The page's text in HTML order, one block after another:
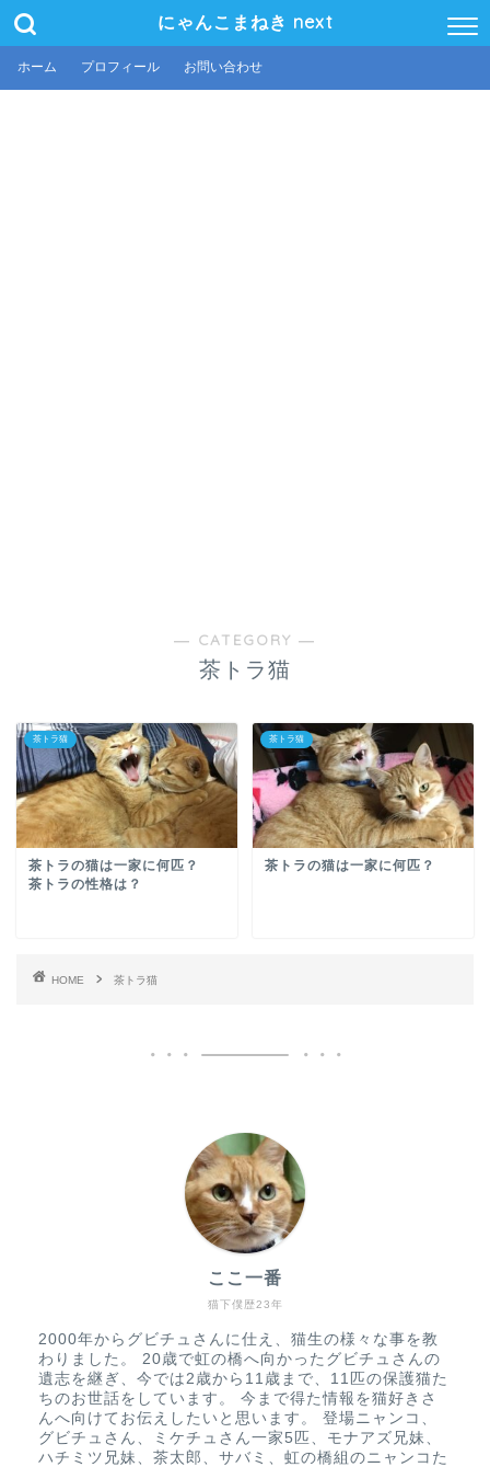
にゃんこまねき next
ホーム プロフィール お問い合わせ
― CATEGORY ―
茶トラ猫
茶トラ猫
茶トラの猫は一家に何匹？
茶トラの性格は？
茶トラ猫
茶トラの猫は一家に何匹？
HOME 茶トラ猫
猫下僕歴23年
ここ一番
2000年からグビチュさんに仕え、猫生の様々な事を教
わりました。 20歳で虹の橋へ向かったグビチュさんの
遺志を継ぎ、今では2歳から11歳まで、11匹の保護猫た
ちのお世話をしています。 今まで得た情報を猫好きさ
んへ向けてお伝えしたいと思います。 登場ニャンコ、
グビチュさん、ミケチュさん一家5匹、モナアズ兄妹、
ハチミツ兄妹、茶太郎、サバミ、虹の橋組のニャンコた